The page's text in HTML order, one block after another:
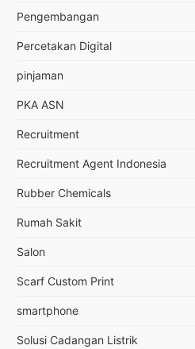
Pengembangan
Percetakan Digital
pinjaman
PKA ASN
Recruitment
Recruitment Agent Indonesia
Rubber Chemicals
Rumah Sakit
Salon
Scarf Custom Print
smartphone
Solusi Cadangan Listrik